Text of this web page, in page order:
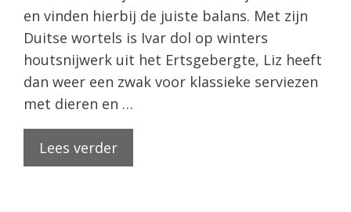
en vinden hierbij de juiste balans. Met zijn
Duitse wortels is Ivar dol op winters
houtsnijwerk uit het Ertsgebergte, Liz heeft
dan weer een zwak voor klassieke serviezen
met dieren en …
Lees verder